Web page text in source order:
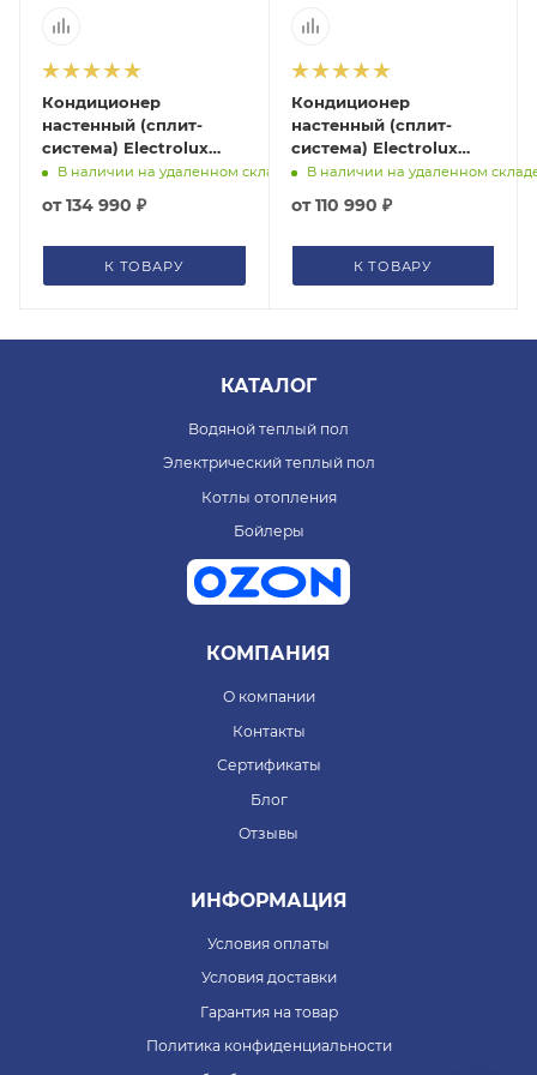
Кондиционер
настенный (сплит-
система) Electrolux
Nordic EACS-
В наличии на удаленном складе
от134 990 ₽
К ТОВАРУ
Кондиционер
настенный (сплит-
система) Electrolux
Nordic EACS-
В наличии на удаленном
от110 990 ₽
К ТОВАРУ
КАТАЛОГ
Водяной теплый пол
Электрический теплый пол
Котлы отопления
Бойлеры
КОМПАНИЯ
О компании
Контакты
Сертификаты
Блог
Отзывы
ИНФОРМАЦИЯ
Условия оплаты
Условия доставки
Гарантия на товар
Политика конфиденциальности
помогут с подбором.
ЗАКАЗАТЬ ЗВОНОК